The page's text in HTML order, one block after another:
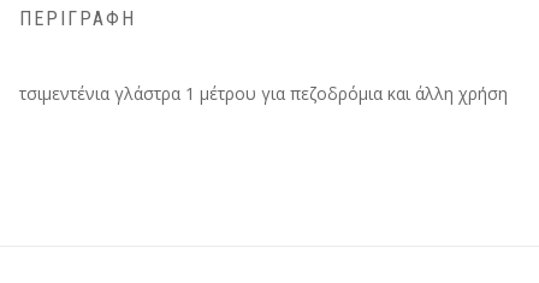
ΠΕΡΙΓΡΑΦΉ
τσιμεντένια γλάστρα 1 μέτρου για πεζοδρόμια και άλλη χρήση